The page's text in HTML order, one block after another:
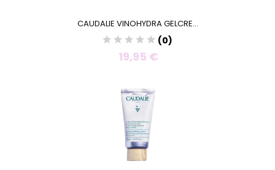
CAUDALIE VINOHYDRA GELCRE...
(0)
19,95 €